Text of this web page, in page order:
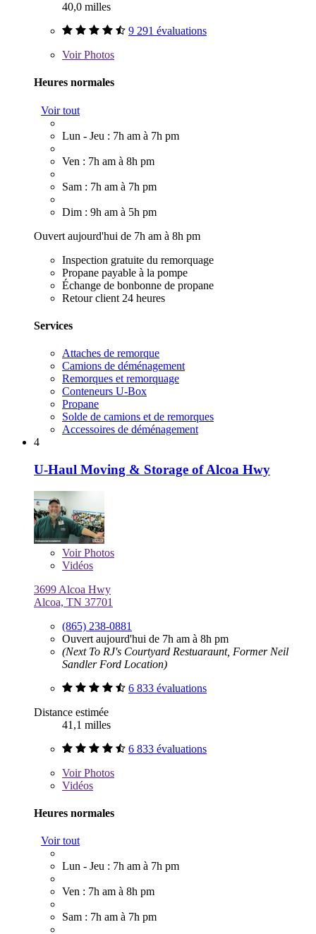
40,0 milles
9 291 évaluations
VoirPhotos
Heures normales
Voir tout
Lun - Jeu : 7h am à 7h pm
Ven : 7h am à 8h pm
Sam : 7h am à 7h pm
Dim : 9h am à 5h pm
Ouvert aujourd'hui de 7h am à 8h pm
Inspection gratuite du remorquage
Propane payable à la pompe
Échange de bonbonne de propane
Retour client 24 heures
Services
Attaches de remorque
Camions de déménagement
Remorques et remorquage
Conteneurs U-Box
Propane
Solde de camions et de remorques
Accessoires de déménagement
4
U-Haul Moving & Storage of Alcoa Hwy
VoirPhotos
Vidéos
3699 Alcoa Hwy
Alcoa, TN 37701
(865) 238-0881
Ouvert aujourd'hui de 7h am à 8h pm
(Next To RJ's Courtyard Restuaraunt, Former Neil
Sandler Ford Location)
6 833 évaluations
Distance estimée
41,1 milles
6 833 évaluations
VoirPhotos
Vidéos
Heures normales
Voir tout
Lun - Jeu : 7h am à 7h pm
Ven : 7h am à 8h pm
Sam : 7h am à 7h pm